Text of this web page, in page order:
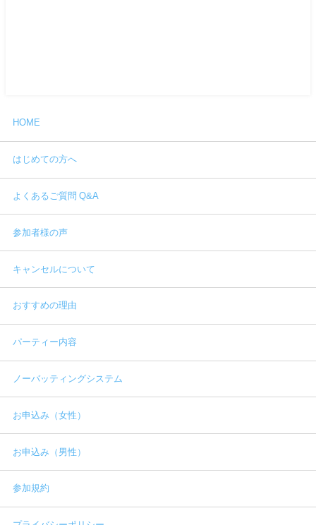
HOME
はじめての方へ
よくあるご質問 Q&A
参加者様の声
キャンセルについて
おすすめの理由
パーティー内容
ノーバッティングシステム
お申込み（女性）
お申込み（男性）
参加規約